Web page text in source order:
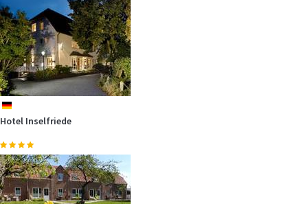
So malte der berühmte Pieter Mondriaan die Mühle von Domburg.
Verbringen Sie…mehr
de
Hotel Inselfriede